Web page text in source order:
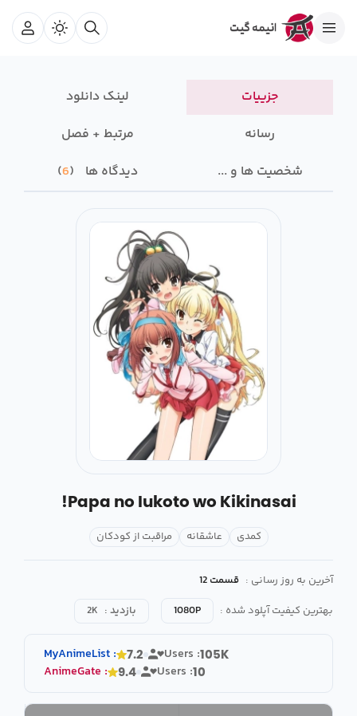
جزییات
لینک دانلود
رسانه‌
مرتبط + فصل
شخصیت ها و ...
دیدگاه ها 6
Papa no Iukoto wo Kikinasai!
کمدی عاشقانه مراقبت از کودکان
آخرین به روز رسانی : قسمت 12
بهترین کیفیت آپلود شده :
1080P بازدید : 2K
MyAnimeList : 7.2 Users :105K
AnimeGate : 9.4 Users :10